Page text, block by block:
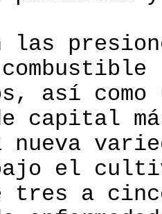
las
así como
capital
nueva
bajo el
tres a